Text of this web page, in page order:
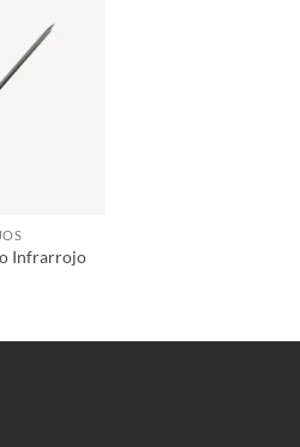
Infrarrojo